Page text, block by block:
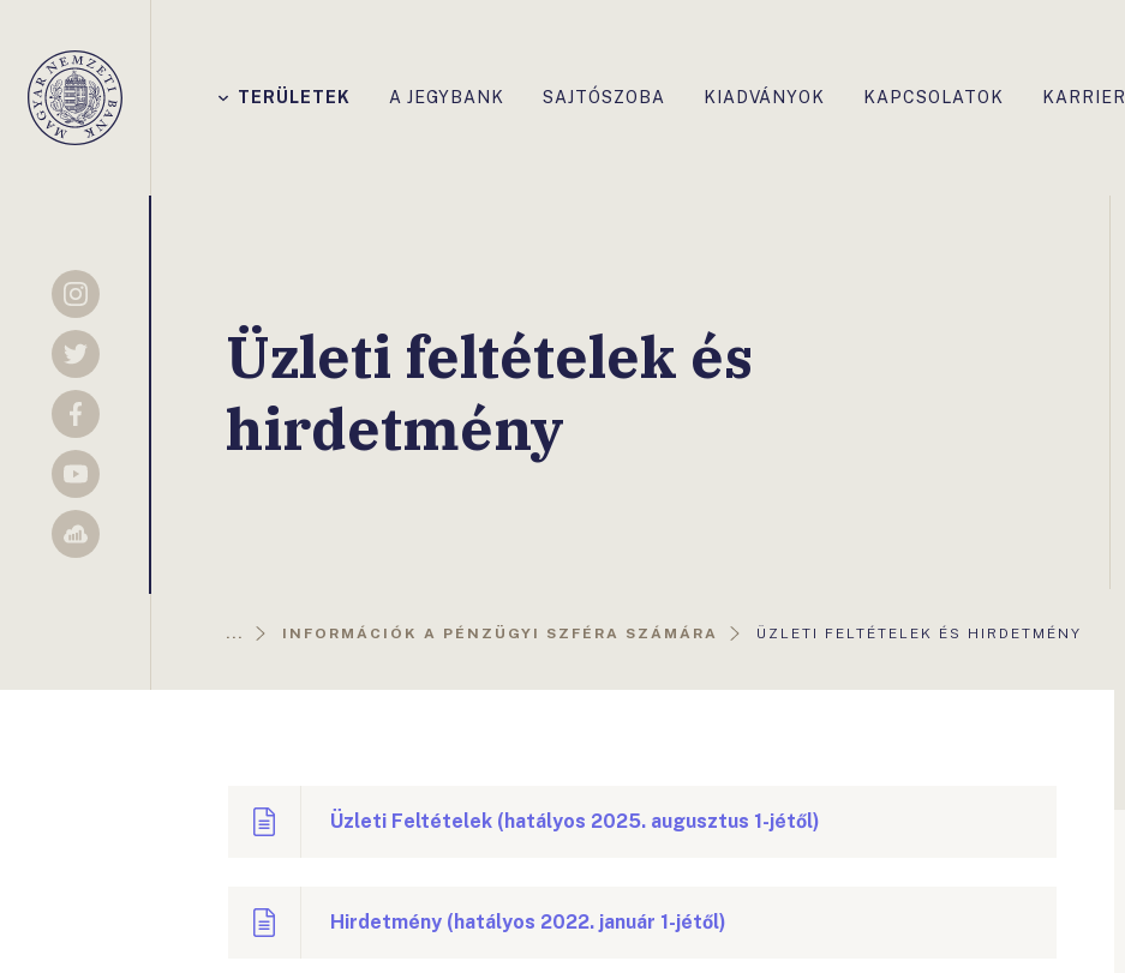
Magyar
Nemzeti
TERÜLETEK A JEGYBANK SAJTÓSZOBA KIADVÁNYOK KAPCSOLATOK KARRIER
Instagram
Twitter
Facebook
YouTube
Sellsy
Üzleti feltételek és
hirdetmény
... INFORMÁCIÓK A PÉNZÜGYI SZFÉRA SZÁMÁRA
AKTUÁLIS
ÜZLETI FELTÉTELEK ÉS HIRDETMÉNY
Üzleti Feltételek (hatályos 2025. augusztus 1-jétől)
Hirdetmény (hatályos 2022. január 1-jétől)